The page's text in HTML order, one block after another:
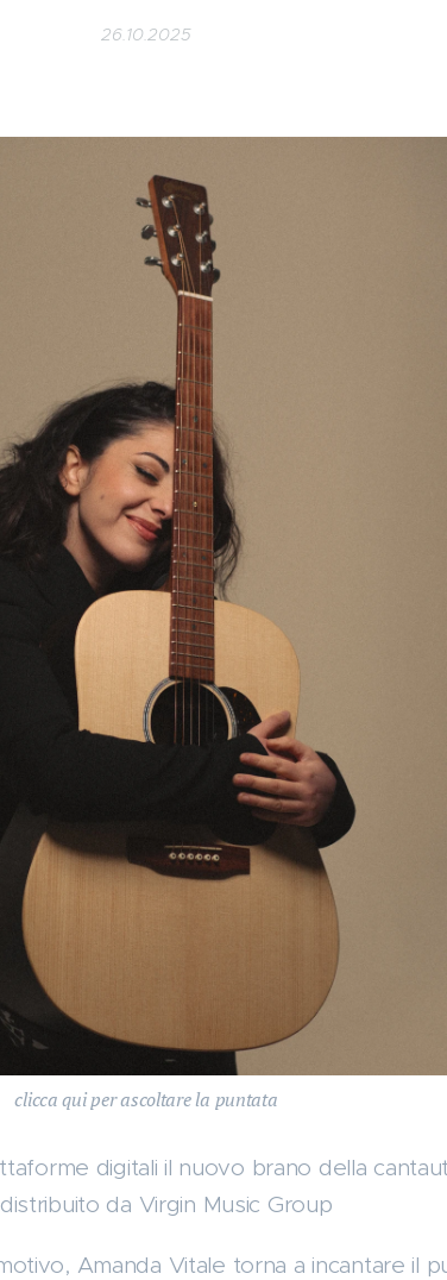
26.10.2025
clicca qui per ascoltare la puntata
digitali il nuovo brano della
da Virgin Music Group
Amanda Vitale torna a incantare il